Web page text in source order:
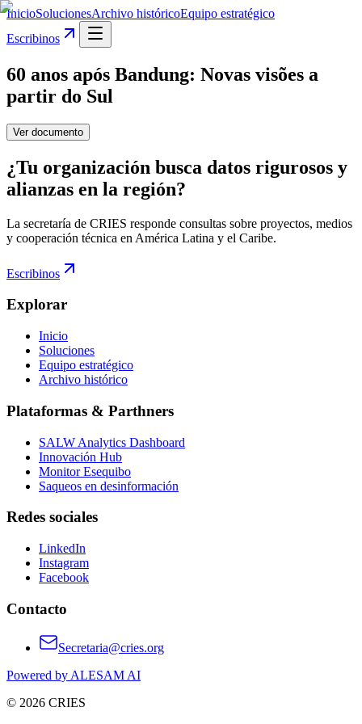
InicioSolucionesArchivo históricoEquipo estratégico
Escribinos
60 anos após Bandung: Novas visões a
partir do Sul
Ver documento
¿Tu organización busca datos rigurosos y
alianzas en la región?
La secretaría de CRIES responde consultas sobre proyectos, medios
y cooperación técnica en América Latina y el Caribe.
Escribinos
Explorar
Inicio
Soluciones
Equipo estratégico
Archivo histórico
Plataformas & Parthners
SALW Analytics Dashboard
Innovación Hub
Monitor Esequibo
Saqueos en desinformación
Redes sociales
LinkedIn
Instagram
Facebook
Contacto
Secretaria@cries.org
Powered by ALESAM AI
© 2026 CRIES